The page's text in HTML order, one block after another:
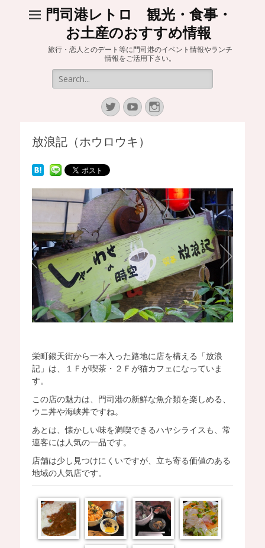
門司港レトロ 観光・食事・
お土産のおすすめ情報
旅行・恋人とのデート等に門司港のイベント情報やランチ
情報をご活用下さい。
Search
for:
TwitterYouTubeInstagram
放浪記（ホウロウキ）
栄町銀天街から一本入った路地に店を構える「放浪
記」は、１Ｆが喫茶・２Ｆが猫カフェになっていま
す。
この店の魅力は、門司港の新鮮な魚介類を楽しめる、
ウニ丼や海峡丼ですね。
あとは、懐かしい味を満喫できるハヤシライスも、常
連客には人気の一品です。
店舗は少し見つけにくいですが、立ち寄る価値のある
地域の人気店です。